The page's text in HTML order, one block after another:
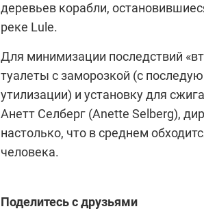
деревьев корабли,
реке Lule.
Для минимизации последствий
туалеты с заморозкой (с
утилизации) и установку для
Анетт Селберг (Anette Selberg),
настолько, что в среднем
человека.
Поделитесь с друзьями